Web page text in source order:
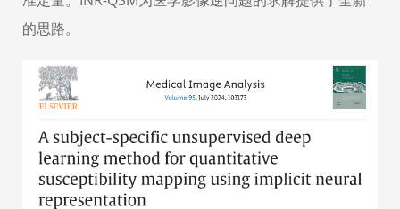
的思路。